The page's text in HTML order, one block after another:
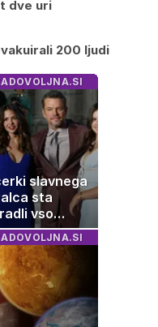
dve uri
200 ljudi
slavnega
sta
vso